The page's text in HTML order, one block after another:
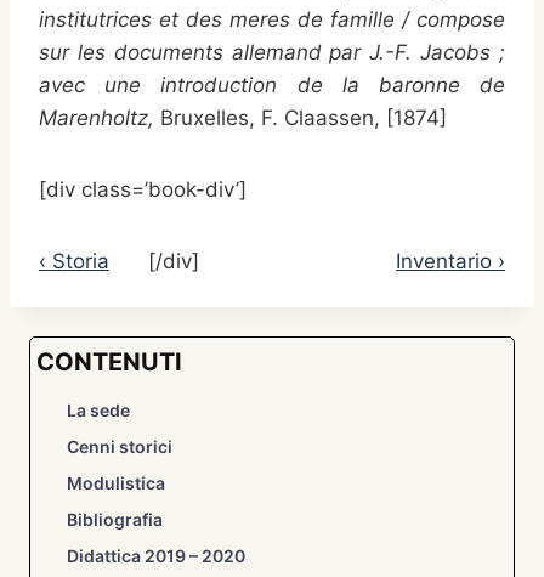
institutrices et des meres de famille / compose
sur les documents allemand par J.-F. Jacobs ;
avec une introduction de la baronne de
Marenholtz, Bruxelles, F. Claassen, [1874]
[div class=’book-div’]
‹ Storia Inventario ›
[/div]
CONTENUTI
La sede
Cenni storici
Modulistica
Bibliografia
Didattica 2019 – 2020